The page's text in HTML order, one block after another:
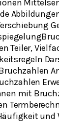
Teiler,
mit
und